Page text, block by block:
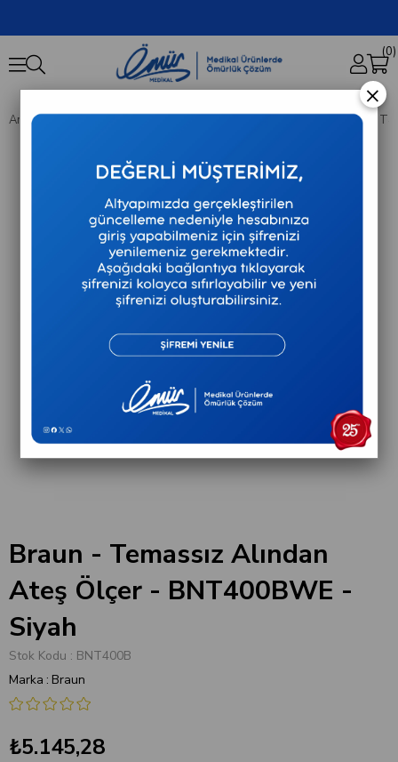
0
Anasayfa Tıbbi Cihazlar Braun - Temassız Alından Ateş Ölçer -
Braun - Temassız Alından
Ateş Ölçer - BNT400BWE -
Siyah
Stok Kodu
BNT400B
Marka : Braun
₺5.145,28
×